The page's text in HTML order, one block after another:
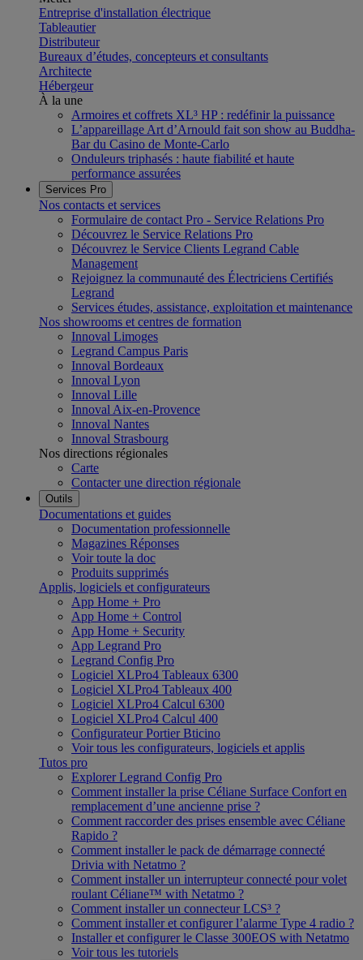
Entreprise d'installation électrique
Tableautier
Distributeur
Bureaux d’études, concepteurs et consultants
Architecte
Hébergeur
À la une
Armoires et coffrets XL³ HP : redéfinir la puissance
L’appareillage Art d’Arnould fait son show au Buddha-
Bar du Casino de Monte-Carlo
Onduleurs triphasés : haute fiabilité et haute
performance assurées
Services Pro
Nos contacts et services
Formulaire de contact Pro - Service Relations Pro
Découvrez le Service Relations Pro
Découvrez le Service Clients Legrand Cable
Management
Rejoignez la communauté des Électriciens Certifiés
Legrand
Services études, assistance, exploitation et maintenance
Nos showrooms et centres de formation
Innoval Limoges
Legrand Campus Paris
Innoval Bordeaux
Innoval Lyon
Innoval Lille
Innoval Aix-en-Provence
Innoval Nantes
Innoval Strasbourg
Nos directions régionales
Carte
Contacter une direction régionale
Outils
Documentations et guides
Documentation professionnelle
Magazines Réponses
Voir toute la doc
Produits supprimés
Applis, logiciels et configurateurs
App Home + Pro
App Home + Control
App Home + Security
App Legrand Pro
Legrand Config Pro
Logiciel XLPro4 Tableaux 6300
Logiciel XLPro4 Tableaux 400
Logiciel XLPro4 Calcul 6300
Logiciel XLPro4 Calcul 400
Configurateur Portier Bticino
Voir tous les configurateurs, logiciels et applis
Tutos pro
Explorer Legrand Config Pro
Comment installer la prise Céliane Surface Confort en
remplacement d’une ancienne prise ?
Comment raccorder des prises ensemble avec Céliane
Rapido ?
Comment installer le pack de démarrage connecté
Drivia with Netatmo ?
Comment installer un interrupteur connecté pour volet
roulant Céliane™ with Netatmo ?
Comment installer un connecteur LCS³ ?
Comment installer et configurer l’alarme Type 4 radio ?
Installer et configurer le Classe 300EOS with Netatmo
Voir tous les tutoriels